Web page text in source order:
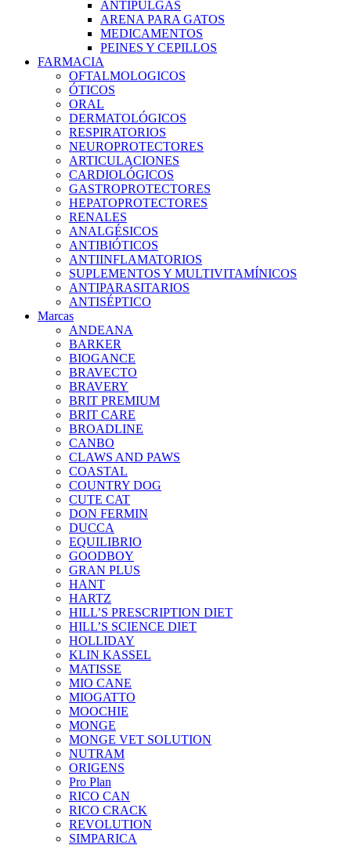
ANTIPULGAS
ARENA PARA GATOS
MEDICAMENTOS
PEINES Y CEPILLOS
FARMACIA
OFTALMOLOGICOS
ÓTICOS
ORAL
DERMATOLÓGICOS
RESPIRATORIOS
NEUROPROTECTORES
ARTICULACIONES
CARDIOLÓGICOS
GASTROPROTECTORES
HEPATOPROTECTORES
RENALES
ANALGÉSICOS
ANTIBIÓTICOS
ANTIINFLAMATORIOS
SUPLEMENTOS Y MULTIVITAMÍNICOS
ANTIPARASITARIOS
ANTISÉPTICO
Marcas
ANDEANA
BARKER
BIOGANCE
BRAVECTO
BRAVERY
BRIT PREMIUM
BRIT CARE
BROADLINE
CANBO
CLAWS AND PAWS
COASTAL
COUNTRY DOG
CUTE CAT
DON FERMIN
DUCCA
EQUILIBRIO
GOODBOY
GRAN PLUS
HANT
HARTZ
HILL’S PRESCRIPTION DIET
HILL’S SCIENCE DIET
HOLLIDAY
KLIN KASSEL
MATISSE
MIO CANE
MIOGATTO
MOOCHIE
MONGE
MONGE VET SOLUTION
NUTRAM
ORIGENS
Pro Plan
RICO CAN
RICO CRACK
REVOLUTION
SIMPARICA